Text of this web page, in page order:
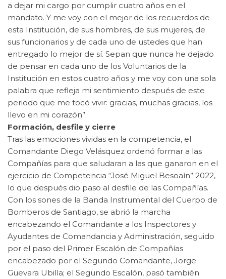
a dejar mi cargo por cumplir cuatro años en el
mandato. Y me voy con el mejor de los recuerdos de
esta Institución, de sus hombres, de sus mujeres, de
sus funcionarios y de cada uno de ustedes que han
entregado lo mejor de sí. Sepan que nunca he dejado
de pensar en cada uno de los Voluntarios de la
Institución en estos cuatro años y me voy con una sola
palabra que refleja mi sentimiento después de este
periodo que me tocó vivir: gracias, muchas gracias, los
llevo en mi corazón”.
Formación, desfile y cierre
Tras las emociones vividas en la competencia, el
Comandante Diego Velásquez ordenó formar a las
Compañías para que saludaran a las que ganaron en el
ejercicio de Competencia “José Miguel Besoaín” 2022,
lo que después dio paso al desfile de las Compañías.
Con los sones de la Banda Instrumental del Cuerpo de
Bomberos de Santiago, se abrió la marcha
encabezando el Comandante a los Inspectores y
Ayudantes de Comandancia y Administración, seguido
por el paso del Primer Escalón de Compañías
encabezado por el Segundo Comandante, Jorge
Guevara Ubilla; el Segundo Escalón, pasó también